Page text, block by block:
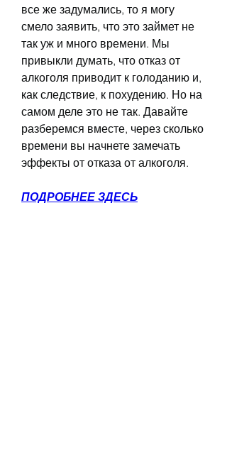
все же задумались, то я могу
смело заявить, что это займет не
так уж и много времени. Мы
привыкли думать, что отказ от
алкоголя приводит к голоданию и,
как следствие, к похудению. Но на
самом деле это не так. Давайте
разберемся вместе, через сколько
времени вы начнете замечать
эффекты от отказа от алкоголя.
ПОДРОБНЕЕ ЗДЕСЬ